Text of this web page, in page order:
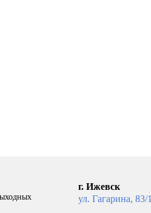
г. Ижевск
ул. Гагарина, 83/1